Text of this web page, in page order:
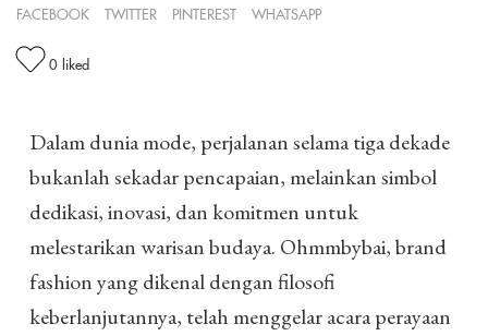
FACEBOOK
TWITTER PINTEREST WHATSAPP
0 liked
Dalam dunia mode, perjalanan selama tiga dekade
bukanlah sekadar pencapaian, melainkan simbol
dedikasi, inovasi, dan komitmen untuk
melestarikan warisan budaya. Ohmmbybai, brand
fashion yang dikenal dengan filosofi
keberlanjutannya, telah menggelar acara perayaan